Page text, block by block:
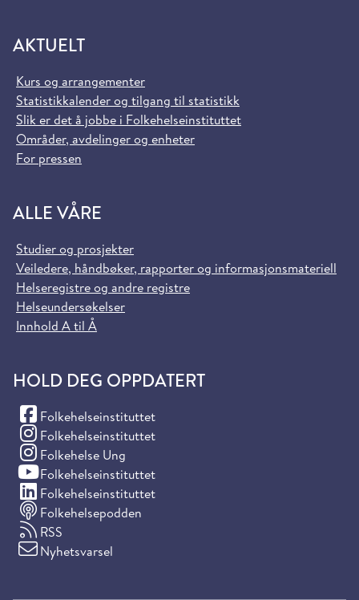
AKTUELT
Kurs og arrangementer
Statistikkalender og tilgang til statistikk
Slik er det å jobbe i Folkehelseinstituttet
Områder, avdelinger og enheter
For pressen
ALLE VÅRE
Studier og prosjekter
Veiledere, håndbøker, rapporter og informasjonsmateriell
Helseregistre og andre registre
Helseundersøkelser
Innhold A til Å
HOLD DEG OPPDATERT
Folkehelseinstituttet
(Facebook)
Folkehelseinstituttet
(Instagram)
Folkehelse Ung
(Instagram)
Folkehelseinstituttet
(YouTube)
Folkehelseinstituttet
(LinkedIn)
Folkehelsepodden
RSS
Nyhetsvarsel